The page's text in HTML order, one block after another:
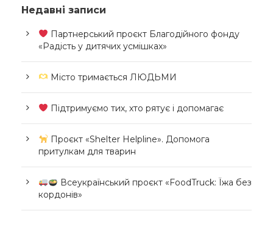
Недавні записи
Партнерський проєкт Благодійного фонду
«Радість у дитячих усмішках»
Місто тримається ЛЮДЬМИ
Підтримуємо тих, хто рятує і допомагає
Проєкт «Shelter Helpline». Допомога
притулкам для тварин
Всеукраїнський проєкт «FoodTruck: Їжа без
кордонів»